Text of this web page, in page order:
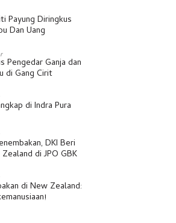
Payung Diringkus
Dan Uang
Pengedar Ganja dan
di Gang Cirit
di Indra Pura
DKI Beri
di JPO GBK
di New Zealand: